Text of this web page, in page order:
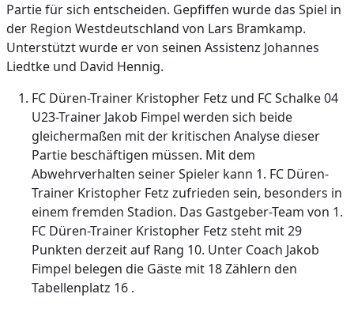
Partie für sich entscheiden. Gepfiffen wurde das Spiel in
der Region Westdeutschland von Lars Bramkamp.
Unterstützt wurde er von seinen Assistenz Johannes
Liedtke und David Hennig.
FC Düren-Trainer Kristopher Fetz und FC Schalke 04
U23-Trainer Jakob Fimpel werden sich beide
gleichermaßen mit der kritischen Analyse dieser
Partie beschäftigen müssen. Mit dem
Abwehrverhalten seiner Spieler kann 1. FC Düren-
Trainer Kristopher Fetz zufrieden sein, besonders in
einem fremden Stadion. Das Gastgeber-Team von 1.
FC Düren-Trainer Kristopher Fetz steht mit 29
Punkten derzeit auf Rang 10. Unter Coach Jakob
Fimpel belegen die Gäste mit 18 Zählern den
Tabellenplatz 16 .